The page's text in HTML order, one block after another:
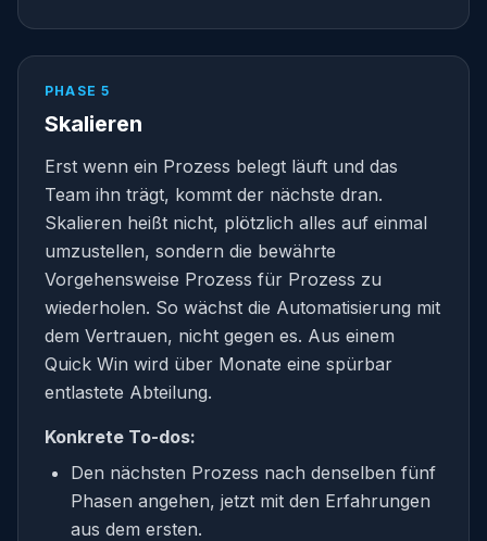
PHASE 5
Skalieren
Erst wenn ein Prozess belegt läuft und das
Team ihn trägt, kommt der nächste dran.
Skalieren heißt nicht, plötzlich alles auf einmal
umzustellen, sondern die bewährte
Vorgehensweise Prozess für Prozess zu
wiederholen. So wächst die Automatisierung mit
dem Vertrauen, nicht gegen es. Aus einem
Quick Win wird über Monate eine spürbar
entlastete Abteilung.
Konkrete To-dos:
Den nächsten Prozess nach denselben fünf
Phasen angehen, jetzt mit den Erfahrungen
aus dem ersten.